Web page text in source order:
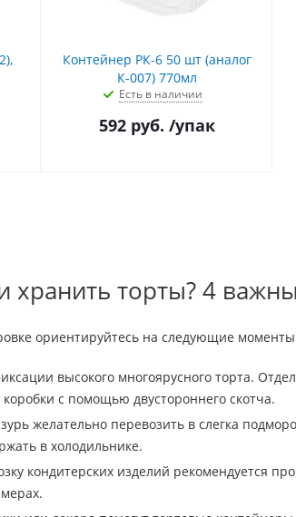
Контейнер РК-6 50 шт (аналог
К-007) 770мл
Есть в наличии
592руб. /упак
хранить торты? 4
ориентируйтесь на следующие
высокого многоярусного торта.
с помощью двустороннего скотча.
желательно перевозить в слегка
в холодильнике.
кондитерских изделий рекомендуется